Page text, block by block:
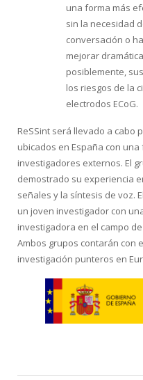
una forma más
sin la necesidad
conversación o
mejorar
posiblemente,
los riesgos de la
electrodos ECoG.
ReSSint será llevado a cabo
ubicados en España con
investigadores externos. El
demostrado su experiencia
señales y la síntesis de voz.
un joven investigador con
investigadora en el campo
Ambos grupos contarán con
investigación punteros en